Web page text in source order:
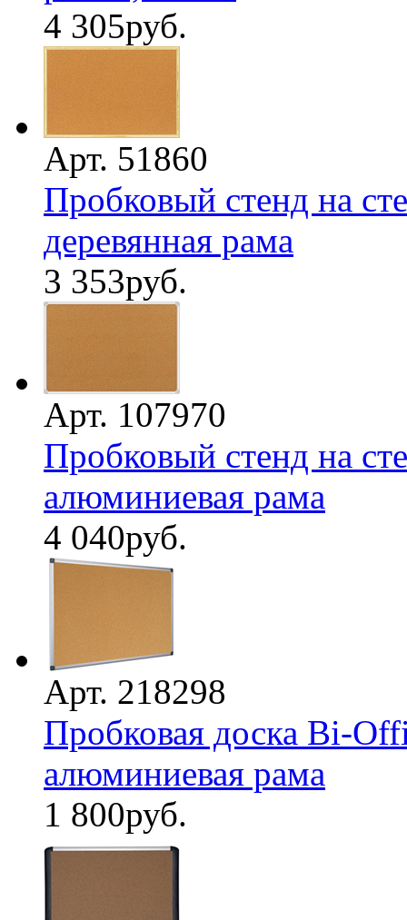
4 305руб.
Арт. 51860
Пробковый стенд на
деревянная рама
3 353руб.
Арт. 107970
Пробковый стенд на
алюминиевая рама
4 040руб.
Арт. 218298
Пробковая доска Bi-
алюминиевая рама
1 800руб.